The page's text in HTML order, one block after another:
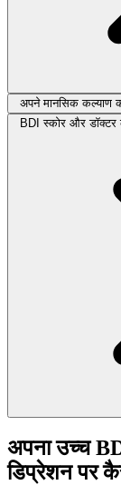
अपने मानसिक कल्याण
BDI स्कोर और डॉक्टर
अपना उच्च
डिप्रेशन पर